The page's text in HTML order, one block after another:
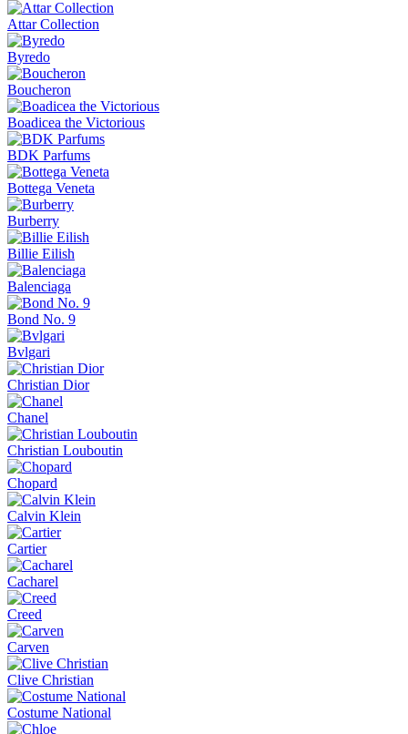
Attar Collection
Byredo
Boucheron
Boadicea the Victorious
BDK Parfums
Bottega Veneta
Burberry
Billie Eilish
Balenciaga
Bond No. 9
Bvlgari
Christian Dior
Chanel
Christian Louboutin
Chopard
Calvin Klein
Cartier
Cacharel
Creed
Carven
Clive Christian
Costume National